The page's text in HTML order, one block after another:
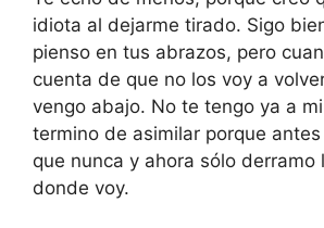
idiota al dejarme tirado. Sigo
pienso en tus abrazos, pero
cuenta de que no los voy a
vengo abajo. No te tengo ya a
termino de asimilar porque
que nunca y ahora sólo derramo
donde voy.